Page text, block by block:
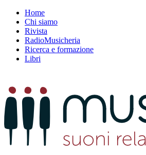
Home
Chi siamo
Rivista
RadioMusicheria
Ricerca e formazione
Libri